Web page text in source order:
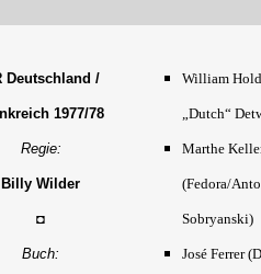
Deutschland /
1977/78
Regie:
Billy Wilder
◘
Buch:
William
„Dutch“
Marthe
(Fedora/
Sobryanski)
José Ferrer